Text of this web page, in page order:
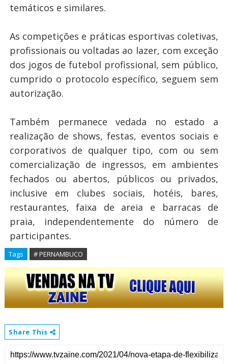
temáticos e similares.
As competições e práticas esportivas coletivas,
profissionais ou voltadas ao lazer, com exceção
dos jogos de futebol profissional, sem público,
cumprido o protocolo específico, seguem sem
autorização.
Também permanece vedada no estado a
realização de shows, festas, eventos sociais e
corporativos de qualquer tipo, com ou sem
comercialização de ingressos, em ambientes
fechados ou abertos, públicos ou privados,
inclusive em clubes sociais, hotéis, bares,
restaurantes, faixa de areia e barracas de
praia, independentemente do número de
participantes.
Tags # PERNAMBUCO
Share This